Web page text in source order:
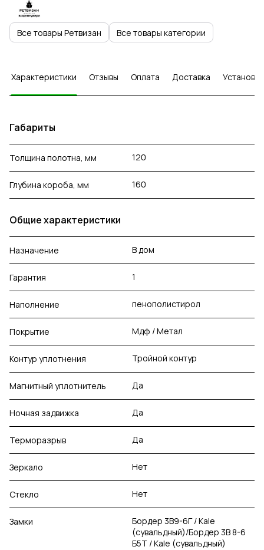
Все товары Ретвизан Все товары категории
Характеристики Отзывы Оплата Доставка Установка
Габариты
Толщина полотна, мм 120
Глубина короба, мм 160
Общие характеристики
Назначение В дом
Гарантия 1
Наполнение пенополистирол
Покрытие Мдф / Метал
Контур уплотнения Тройной контур
Магнитный уплотнитель Да
Ночная задвижка Да
Терморазрыв Да
Зеркало Нет
Стекло Нет
Замки
Бордер 3В9-6Г / Kale
(сувальдный)/Бордер 3В 8-6
Б5Т / Kale (сувальдный)